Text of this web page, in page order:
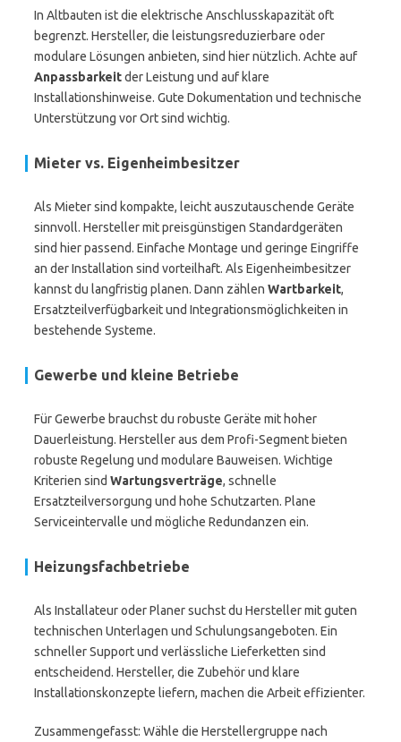
In Altbauten ist die elektrische Anschlusskapazität oft
begrenzt. Hersteller, die leistungsreduzierbare oder
modulare Lösungen anbieten, sind hier nützlich. Achte auf
Anpassbarkeitder Leistung und auf klare
Installationshinweise. Gute Dokumentation und technische
Unterstützung vor Ort sind wichtig.
Mieter vs. Eigenheimbesitzer
Als Mieter sind kompakte, leicht auszutauschende Geräte
sinnvoll. Hersteller mit preisgünstigen Standardgeräten
sind hier passend. Einfache Montage und geringe Eingriffe
an der Installation sind vorteilhaft. Als Eigenheimbesitzer
kannst du langfristig planen. Dann zählen Wartbarkeit,
Ersatzteilverfügbarkeit und Integrationsmöglichkeiten in
bestehende Systeme.
Gewerbe und kleine Betriebe
Für Gewerbe brauchst du robuste Geräte mit hoher
Dauerleistung. Hersteller aus dem Profi-Segment bieten
robuste Regelung und modulare Bauweisen. Wichtige
Kriterien sind Wartungsverträge, schnelle
Ersatzteilversorgung und hohe Schutzarten. Plane
Serviceintervalle und mögliche Redundanzen ein.
Heizungsfachbetriebe
Als Installateur oder Planer suchst du Hersteller mit guten
technischen Unterlagen und Schulungsangeboten. Ein
schneller Support und verlässliche Lieferketten sind
entscheidend. Hersteller, die Zubehör und klare
Installationskonzepte liefern, machen die Arbeit effizienter.
Zusammengefasst: Wähle die Herstellergruppe nach